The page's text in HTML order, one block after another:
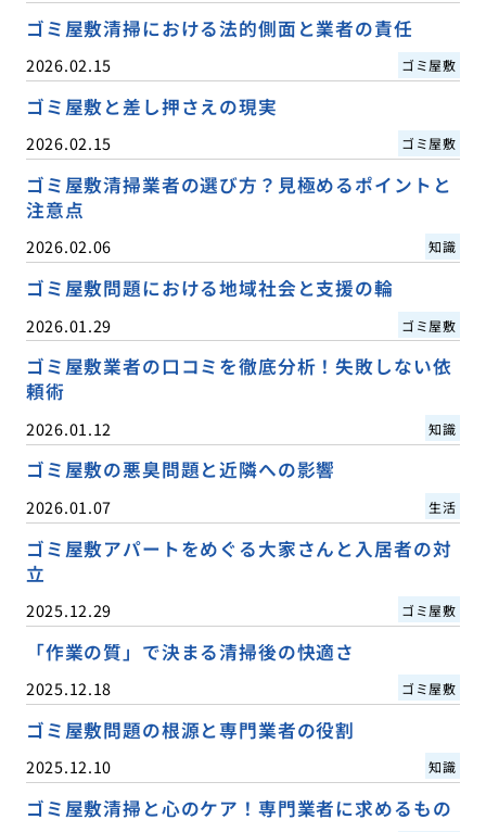
ゴミ屋敷清掃における法的側面と業者の責任
2026.02.15 ゴミ屋敷
ゴミ屋敷と差し押さえの現実
2026.02.15 ゴミ屋敷
ゴミ屋敷清掃業者の選び方？見極めるポイントと
注意点
2026.02.06 知識
ゴミ屋敷問題における地域社会と支援の輪
2026.01.29 ゴミ屋敷
ゴミ屋敷業者の口コミを徹底分析！失敗しない依
頼術
2026.01.12 知識
ゴミ屋敷の悪臭問題と近隣への影響
2026.01.07 生活
ゴミ屋敷アパートをめぐる大家さんと入居者の対
立
2025.12.29 ゴミ屋敷
「作業の質」で決まる清掃後の快適さ
2025.12.18 ゴミ屋敷
ゴミ屋敷問題の根源と専門業者の役割
2025.12.10 知識
ゴミ屋敷清掃と心のケア！専門業者に求めるもの